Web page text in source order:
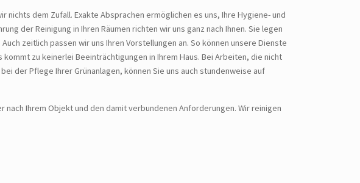
nichts dem Zufall. Exakte Absprachen ermöglichen es uns, Ihre Hygiene- und
der Reinigung in Ihren Räumen richten wir uns ganz nach Ihnen. Sie legen
zeitlich passen wir uns Ihren Vorstellungen an. So können unsere Dienste
zu keinerlei Beeinträchtigungen in Ihrem Haus. Bei Arbeiten, die nicht
der Pflege Ihrer Grünanlagen, können Sie uns auch stundenweise auf
Ihrem Objekt und den damit verbundenen Anforderungen. Wir reinigen